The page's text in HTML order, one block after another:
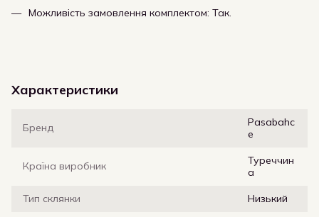
Можливість замовлення комплектом: Так.
Характеристики
Бренд
Pasabahc
e
Країна виробник
Туреччин
а
Тип склянки Низький